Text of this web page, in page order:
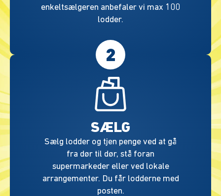
enkeltsælgeren anbefaler vi max 100
lodder.
2
SÆLG
Sælg lodder og tjen penge ved at gå
fra dør til dør, stå foran
supermarkeder eller ved lokale
arrangementer. Du får lodderne med
posten.